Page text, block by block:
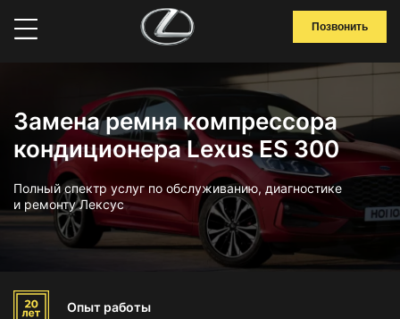
Позвонить
Замена ремня компрессора
кондиционера Lexus ES 300
Полный спектр услуг по обслуживанию, диагностике
и ремонту Лексус
Опыт работы